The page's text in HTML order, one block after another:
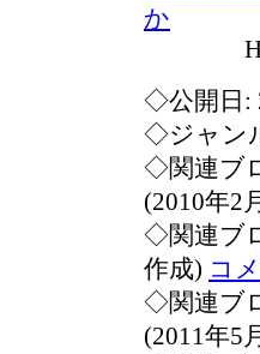
か
Happy
◇公開日:
◇ジャン
◇関連ブ
(2010年2
◇関連ブ
作成) コ
◇関連ブ
(2011年5